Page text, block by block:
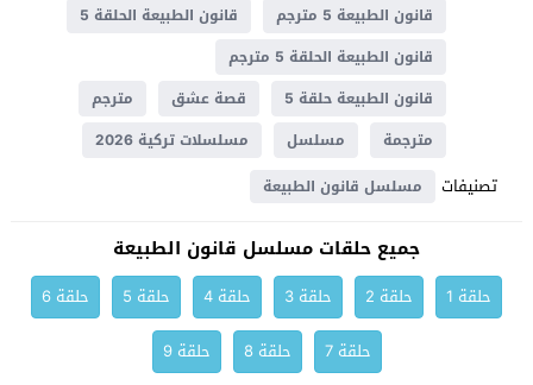
قانون الطبيعة 5 مترجم
قانون الطبيعة الحلقة 5
قانون الطبيعة الحلقة 5 مترجم
قانون الطبيعة حلقة 5
قصة عشق
مترجم
مترجمة
مسلسل مسلسلات تركية 2026
تصنيفات مسلسل قانون الطبيعة
جميع حلقات مسلسل قانون الطبيعة
حلقة 1 حلقة 2 حلقة 3 حلقة 4 حلقة 5
حلقة 6
حلقة 7
حلقة 8 حلقة 9